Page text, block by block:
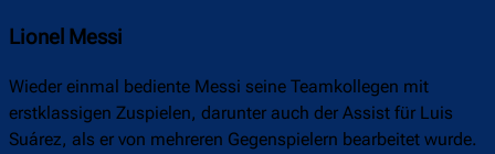
Lionel Messi
Wieder einmal bediente Messi seine Teamkollegen mit
erstklassigen Zuspielen, darunter auch der Assist für Luis
Suárez, als er von mehreren Gegenspielern bearbeitet wurde.